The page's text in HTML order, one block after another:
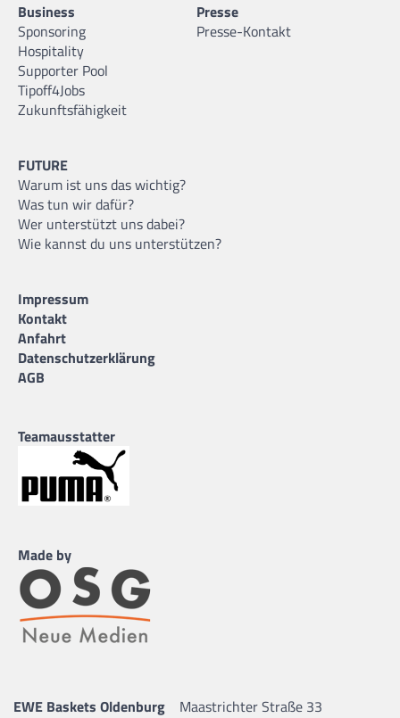
Business
Sponsoring
Hospitality
Supporter Pool
Tipoff4Jobs
Zukunftsfähigkeit
Presse
Presse-Kontakt
FUTURE
Warum ist uns das wichtig?
Was tun wir dafür?
Wer unterstützt uns dabei?
Wie kannst du uns unterstützen?
Impressum
Kontakt
Anfahrt
Datenschutzerklärung
AGB
Teamausstatter
Made by
EWE Baskets Oldenburg
Maastrichter Straße 33